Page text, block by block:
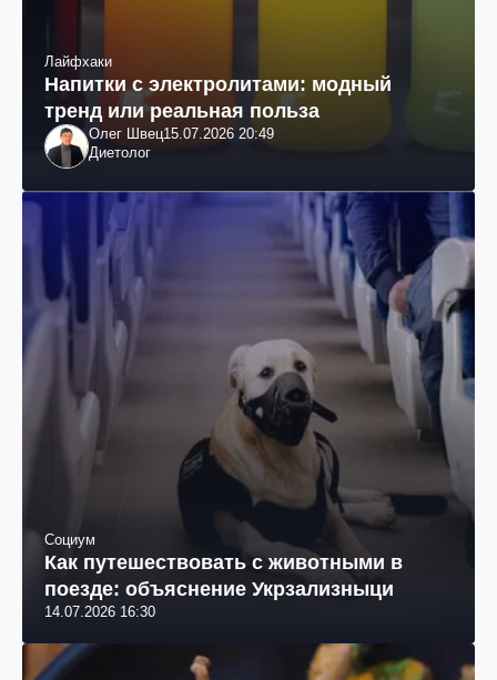
Лайфхаки
Напитки с электролитами: модный
тренд или реальная польза
Олег Швец15.07.2026 20:49
Диетолог
Социум
Как путешествовать с животными в
поезде: объяснение Укрзализныци
14.07.2026 16:30